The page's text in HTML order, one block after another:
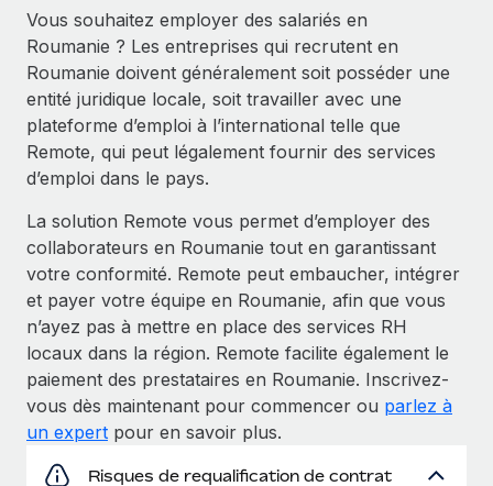
Vous souhaitez employer des salariés en
Roumanie ? Les entreprises qui recrutent en
Roumanie doivent généralement soit posséder une
entité juridique locale, soit travailler avec une
plateforme d’emploi à l’international telle que
Remote, qui peut légalement fournir des services
d’emploi dans le pays.
La solution Remote vous permet d’employer des
collaborateurs en Roumanie tout en garantissant
votre conformité. Remote peut embaucher, intégrer
et payer votre équipe en Roumanie, afin que vous
n’ayez pas à mettre en place des services RH
locaux dans la région. Remote facilite également le
paiement des prestataires en Roumanie. Inscrivez-
vous dès maintenant pour commencer ou parlez à
un expert pour en savoir plus.
Risques de requalification de contrat